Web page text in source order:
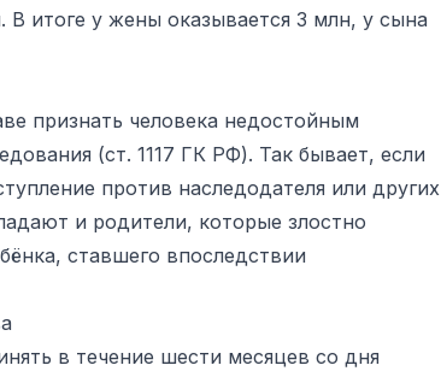
итоге у жены оказывается 3 млн, у сына
признать человека недостойным
(ст. 1117 ГК РФ). Так бывает, если
против наследодателя или других
и родители, которые злостно
ставшего впоследствии
в течение шести месяцев со дня